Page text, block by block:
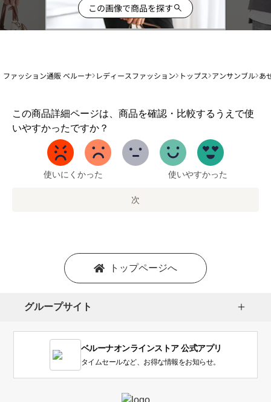
この画像で商品を探す
ファッション通販 ベルーナ レディースファッション トップス アンサンブル あ
この商品詳細ページは、商品を確認・比較するうえで使
いやすかったですか？
1
か
い
使いにくかった 使いやすかった
次
トップページへ
グループサイト
ベルーナオンラインストア 公式アプリ
タイムセールなど、お得な情報をお知らせ。